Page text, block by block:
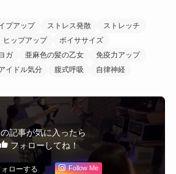
プアップ ストレス発散
ストレッチ
ヒップアップ
ボイササイズ
ヨガ 亜麻色の髪の乙女
免疫力アップ
イドル気分 腹式呼吸 自律神経
記事が気に入ったら
フォローしてね！
Follow Me